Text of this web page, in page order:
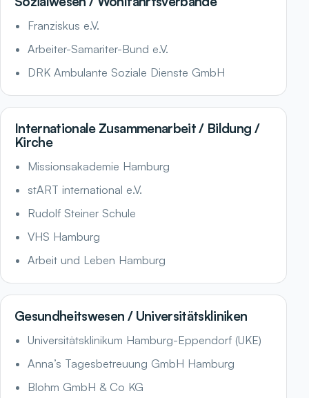
Franziskus e.V.
Arbeiter-Samariter-Bund e.V.
DRK Ambulante Soziale Dienste GmbH
Internationale Zusammenarbeit / Bildung /
Kirche
Missionsakademie Hamburg
stART international e.V.
Rudolf Steiner Schule
VHS Hamburg
Arbeit und Leben Hamburg
Gesundheitswesen / Universitätskliniken
Universitätsklinikum Hamburg-Eppendorf (UKE)
Anna’s Tagesbetreuung GmbH Hamburg
Blohm GmbH & Co KG